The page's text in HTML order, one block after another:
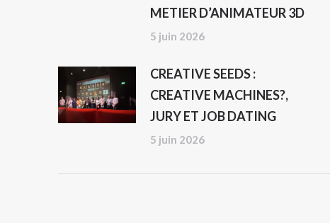
METIER D’ANIMATEUR 3D
5 juin 2026
CREATIVE SEEDS :
CREATIVE MACHINES?,
JURY ET JOB DATING
5 juin 2026